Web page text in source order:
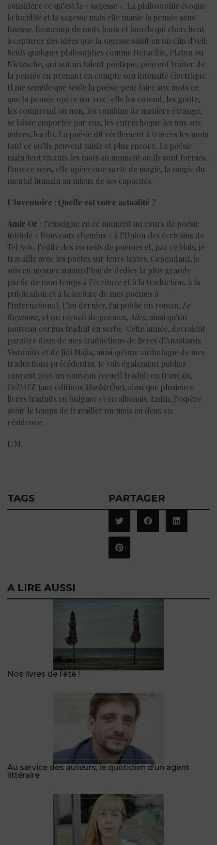
considère ce qu’est la « sagesse ». La philosophie évoque
la lucidité et la sagesse mais elle manie la pensée sans
finesse. Beaucoup de mots lents et lourds qui cherchent
à capturer des idées que la sagesse saisit en un clin d’œil.
Seuls quelques philosophes comme Héraclite, Platon ou
Nietzsche, qui ont un talent poétique, peuvent traiter de
la pensée en prenant en compte son intensité électrique.
Il me semble que seule la poésie peut faire aux mots ce
que la pensée opère sur eux : elle les entend, les goûte,
les comprend ou non, les combine de manière étrange,
se laisse emportée par eux, les entrechoque les uns aux
autres, les dit. La poésie dit réellement à travers les mots
tout ce qu’ils peuvent saisir et plus encore. La poésie
maintient vivants les mots au moment où ils sont formés.
Dans ce sens, elle opère une sorte de magie, la magie du
mental humain au mieux de ses capacités.
L’Inventoire : Quelle est votre actualité ?
Amir Or : J’enseigne en ce moment un cours de poésie
intitulé « Nouveaux chemins » à l’Union des écrivains de
Tel Aviv. J’édite des recueils de poèmes et, par ce biais, je
travaille avec les poètes sur leurs textes. Cependant, je
suis en mesure aujourd’hui de dédier la plus grande
partie de mon temps à l’écriture et à la traduction, à la
publication et à la lecture de mes poèmes à
l’international. L’an dernier, j’ai publié un roman, Le
Royaume, et un recueil de poèmes, Ailes, ainsi qu’un
nouveau corpus traduit en serbe. Cette année, devraient
paraitre deux de mes traductions de livres d’Anastassis
Vistonitis et de Jidi Majia, ainsi qu’une anthologie de mes
traductions précédentes. Je vais également publier
courant 2016 un nouveau recueil traduit en français,
DéDALE (aux éditions MaelstrÖm), ainsi que plusieurs
livres traduits en bulgare et en albanais. Enfin, j’espère
avoir le temps de travailler un mois ou deux en
résidence.
L.M.
TAGS PARTAGER
A LIRE AUSSI
Nos livres de l’été !
Au service des auteurs, le quotidien d’un agent
littéraire